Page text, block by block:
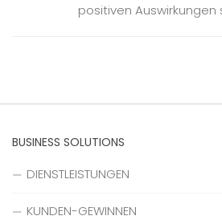
positiven Auswirkungen
BUSINESS SOLUTIONS
DIENSTLEISTUNGEN
KUNDEN-GEWINNEN